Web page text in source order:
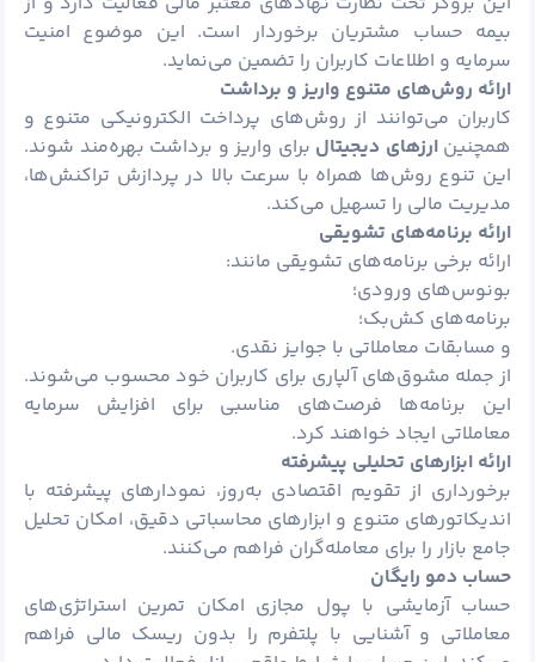
بیمه حساب مشتریان برخوردار است. این موضوع امنیت
سرمایه و اطلاعات کاربران را تضمین می‌نماید.
ارائه روش‌های متنوع واریز و برداشت
کاربران می‌توانند از روش‌های پرداخت الکترونیکی متنوع و
همچنینارزهای دیجیتال برای واریز و برداشت بهره‌مند شوند.
این تنوع روش‌ها همراه با سرعت بالا در پردازش تراکنش‌ها،
مدیریت مالی را تسهیل می‌کند.
ارائه برنامه‌های تشویقی
ارائه برخی برنامه‌های تشویقی مانند:
بونوس‌های ورودی؛
برنامه‌های کش‌بک؛
و مسابقات معاملاتی با جوایز نقدی.
از جمله مشوق‌های آلپاری برای کاربران خود محسوب می‌شوند.
این برنامه‌ها فرصت‌های مناسبی برای افزایش سرمایه
معاملاتی ایجاد خواهند کرد.
ارائه ابزارهای تحلیلی پیشرفته
برخورداری از تقویم اقتصادی به‌روز، نمودارهای پیشرفته با
اندیکاتورهای متنوع و ابزارهای محاسباتی دقیق، امکان تحلیل
جامع بازار را برای معامله‌گران فراهم می‌کنند.
حساب دمو رایگان
حساب آزمایشی با پول مجازی امکان تمرین استراتژی‌های
معاملاتی و آشنایی با پلتفرم را بدون ریسک مالی فراهم